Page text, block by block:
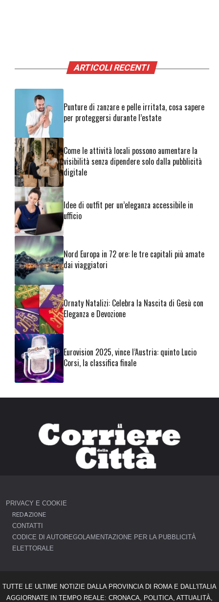
ARTICOLI RECENTI
Punture di zanzare e pelle irritata, cosa sapere
per proteggersi durante l’estate
Come le attività locali possono aumentare la
visibilità senza dipendere solo dalla pubblicità
digitale
Idee di outfit per un’eleganza accessibile in
ufficio
Nord Europa in 72 ore: le tre capitali più amate
dai viaggiatori
Ornaty Natalizi: Celebra la Nascita di Gesù con
Eleganza e Devozione
Eurovision 2025, vince l’Austria: quinto Lucio
Corsi, la classifica finale
PRIVACY E COOKIE
REDAZIONE
CONTATTI
CODICE DI AUTOREGOLAMENTAZIONE PER LA PUBBLICITÀ
ELETTORALE
TUTTE LE ULTIME NOTIZIE DALLA PROVINCIA DI ROMA E DALL'ITALIA
AGGIORNATE IN TEMPO REALE: CRONACA, POLITICA, ATTUALITÀ,